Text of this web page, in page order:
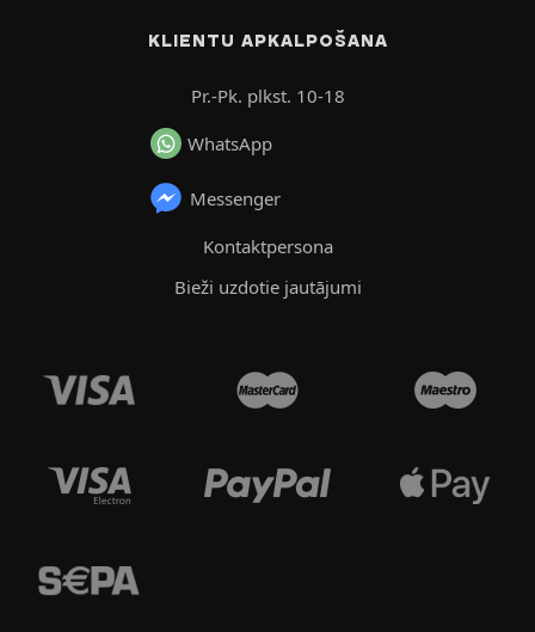
KLIENTU APKALPOŠANA
Pr.-Pk. plkst. 10-18
WhatsApp
Messenger
Kontaktpersona
Bieži uzdotie jautājumi